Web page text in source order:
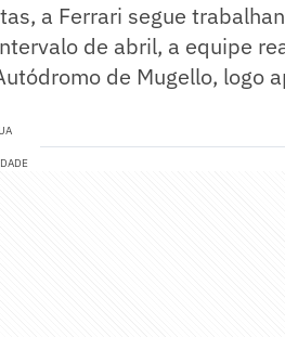
a Ferrari segue
de abril, a equipe
de Mugello, logo